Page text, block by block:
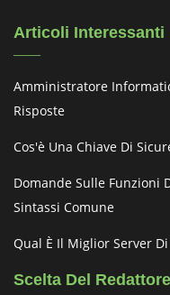
Articoli Interessanti
Amministratore
Risposte
Cos'è Una Chiave Di
Domande Sulle Funzioni
Sintassi Comune
Qual È Il Miglior Server
Scelta Del Redattore